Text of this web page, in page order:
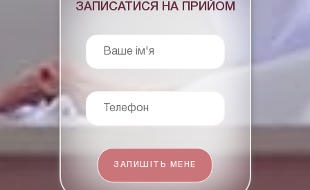
ЗАПИСАТИСЯ НА ПРИЙОМ
Ваше ім'я
Телефон
ЗАПИШІТЬ МЕНЕ